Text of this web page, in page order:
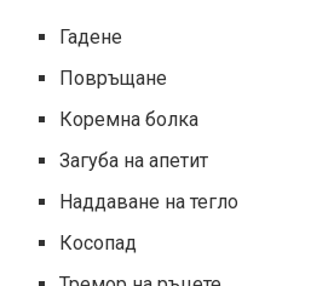
Гадене
Повръщане
Коремна болка
Загуба на апетит
Наддаване на тегло
Косопад